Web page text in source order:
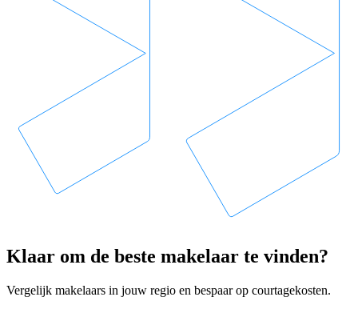
Klaar om de beste makelaar te vinden?
Vergelijk makelaars in jouw regio en bespaar op courtagekosten.